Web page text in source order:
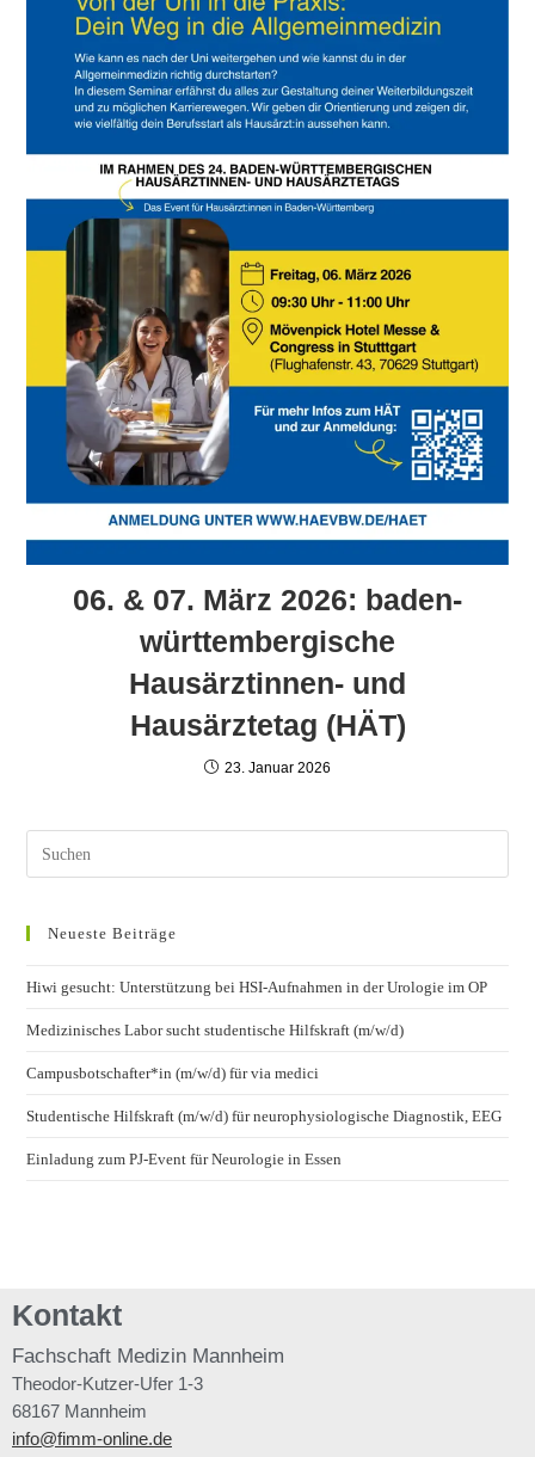
06. & 07. März 2026: baden-
württembergische
Hausärztinnen- und
Hausärztetag (HÄT)
23. Januar 2026
Neueste Beiträge
Hiwi gesucht: Unterstützung bei HSI-Aufnahmen in der Urologie im OP
Medizinisches Labor sucht studentische Hilfskraft (m/w/d)
Campusbotschafter*in (m/w/d) für via medici
Studentische Hilfskraft (m/w/d) für neurophysiologische Diagnostik, EEG
Einladung zum PJ-Event für Neurologie in Essen
Kontakt
Fachschaft Medizin Mannheim
Theodor-Kutzer-Ufer 1-3
68167 Mannheim
info@fimm-online.de